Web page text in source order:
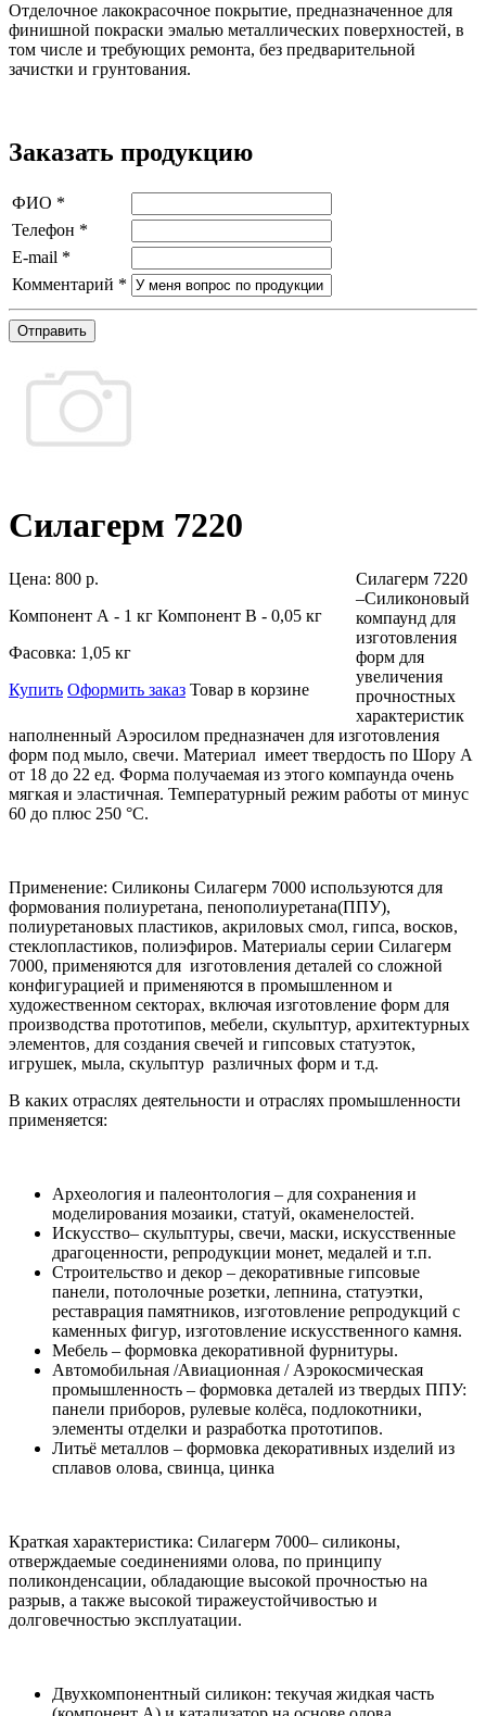
Отделочное лакокрасочное покрытие, предназначенное для
финишной покраски эмалью металлических поверхностей, в
том числе и требующих ремонта, без предварительной
зачистки и грунтования.
Заказать продукцию
ФИО *
Телефон *
E-mail *
Комментарий *
Отправить
Силагерм 7220
Цена: 800 р.
Компонент А - 1 кг Компонент В - 0,05 кг
Фасовка: 1,05 кг
Купить Оформить заказ Товар в корзине
Силагерм 7220
–Силиконовый
компаунд для
изготовления
форм для
увеличения
прочностных
характеристик
наполненный Аэросилом предназначен для изготовления
форм под мыло, свечи. Материал имеет твердость по Шору А
от 18 до 22 ед. Форма получаемая из этого компаунда очень
мягкая и эластичная. Температурный режим работы от минус
60 до плюс 250 °С.
Применение: Силиконы Силагерм 7000 используются для
формования полиуретана, пенополиуретана(ППУ),
полиуретановых пластиков, акриловых смол, гипса, восков,
стеклопластиков, полиэфиров. Материалы серии Силагерм
7000, применяются для изготовления деталей со сложной
конфигурацией и применяются в промышленном и
художественном секторах, включая изготовление форм для
производства прототипов, мебели, скульптур, архитектурных
элементов, для создания свечей и гипсовых статуэток,
игрушек, мыла, скульптур различных форм и т.д.
В каких отраслях деятельности и отраслях промышленности
применяется:
Археология и палеонтология – для сохранения и
моделирования мозаики, статуй, окаменелостей.
Искусство– скульптуры, свечи, маски, искусственные
драгоценности, репродукции монет, медалей и т.п.
Строительство и декор – декоративные гипсовые
панели, потолочные розетки, лепнина, статуэтки,
реставрация памятников, изготовление репродукций с
каменных фигур, изготовление искусственного камня.
Мебель – формовка декоративной фурнитуры.
Автомобильная /Авиационная / Аэрокосмическая
промышленность – формовка деталей из твердых ППУ:
панели приборов, рулевые колёса, подлокотники,
элементы отделки и разработка прототипов.
Литьё металлов – формовка декоративных изделий из
сплавов олова, свинца, цинка
Краткая характеристика: Силагерм 7000– силиконы,
отверждаемые соединениями олова, по принципу
поликонденсации, обладающие высокой прочностью на
разрыв, а также высокой тиражеустойчивостью и
долговечностью эксплуатации.
Двухкомпонентный силикон: текучая жидкая часть